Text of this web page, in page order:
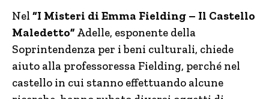
Nel “I Misteri di Emma Fielding – Il Castello
Maledetto” Adelle, esponente della
Soprintendenza per i beni culturali, chiede
aiuto alla professoressa Fielding, perché nel
castello in cui stanno effettuando alcune